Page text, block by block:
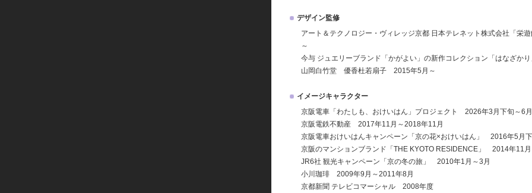
デザイン監修
アート＆テクノロジー・ヴィレッジ京都 日本テレネット株式会社「栄
～
今与 ジュエリーブランド「かがよい」の新作コレクション「はなざか
山岡白竹堂 優香杜若扇子 2015年5月～
イメージキャラクター
京阪電車「わたしも、おけいはん」プロジェクト 2026年3月下旬～6
京阪電鉄不動産 2017年11月～2018年11月
京阪電車おけいはんキャンペーン「京の花×おけいはん」 2016年5月
京阪のマンションブランド「THE KYOTO RESIDENCE」 2014年11
JR6社 観光キャンペーン「京の冬の旅」 2010年1月～3月
小川珈琲 2009年9月～2011年8月
京都新聞 テレビコマーシャル 2008年度